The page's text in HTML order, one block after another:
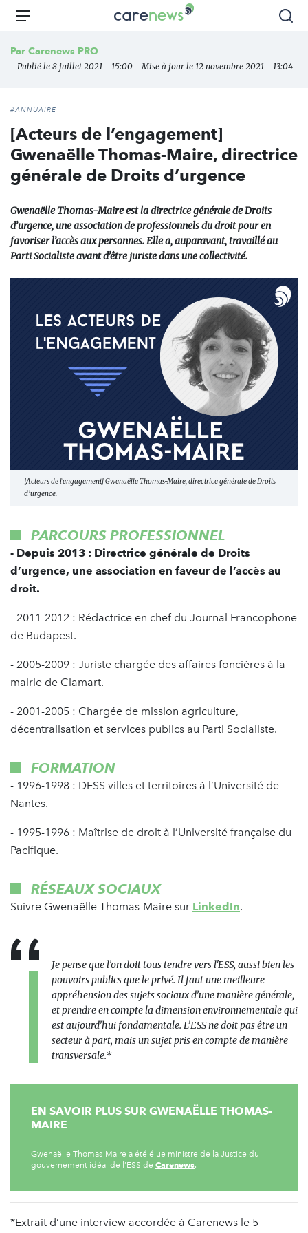
Aller
principal
Carenews,
des
Menu
Par Carenews PRO
- Publié le 8 juillet 2021 - 15:00 - Mise à jour le 12 novembre 2021 - 13:04
#ANNUAIRE
[Acteurs de l’engagement]
Gwenaëlle Thomas-Maire, directrice
générale de Droits d’urgence
Gwenaëlle Thomas-Maire est la directrice générale de Droits
d’urgence, une association de professionnels du droit pour en
favoriser l’accès aux personnes. Elle a, auparavant, travaillé au
Parti Socialiste avant d’être juriste dans une collectivité.
[Acteurs de l’engagement] Gwenaëlle Thomas-Maire, directrice générale de Droits
d’urgence.
PARCOURS PROFESSIONNEL
- Depuis 2013 : Directrice générale de Droits
d’urgence, une association en faveur de l’accès au
droit.
- 2011-2012 : Rédactrice en chef du Journal Francophone
de Budapest.
- 2005-2009 : Juriste chargée des affaires foncières à la
mairie de Clamart.
- 2001-2005 : Chargée de mission agriculture,
décentralisation et services publics au Parti Socialiste.
FORMATION
- 1996-1998 : DESS villes et territoires à l’Université de
Nantes.
- 1995-1996 : Maîtrise de droit à l’Université française du
Pacifique.
RÉSEAUX SOCIAUX
Suivre Gwenaëlle Thomas-Maire sur LinkedIn.
Je pense que l’on doit tous tendre vers l'ESS, aussi bien les
pouvoirs publics que le privé. Il faut une meilleure
appréhension des sujets sociaux d’une manière générale,
et prendre en compte la dimension environnementale qui
est aujourd’hui fondamentale. L’ESS ne doit pas être un
secteur à part, mais un sujet pris en compte de manière
transversale.*
EN SAVOIR PLUS SUR GWENAËLLE THOMAS-
MAIRE
Gwenaëlle Thomas-Maire a été élue ministre de la Justice du
gouvernement idéal de l’ESS de Carenews.
*Extrait d’une interview accordée à Carenews le 5